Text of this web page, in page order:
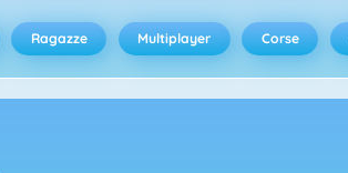
Ragazze Multiplayer Corse